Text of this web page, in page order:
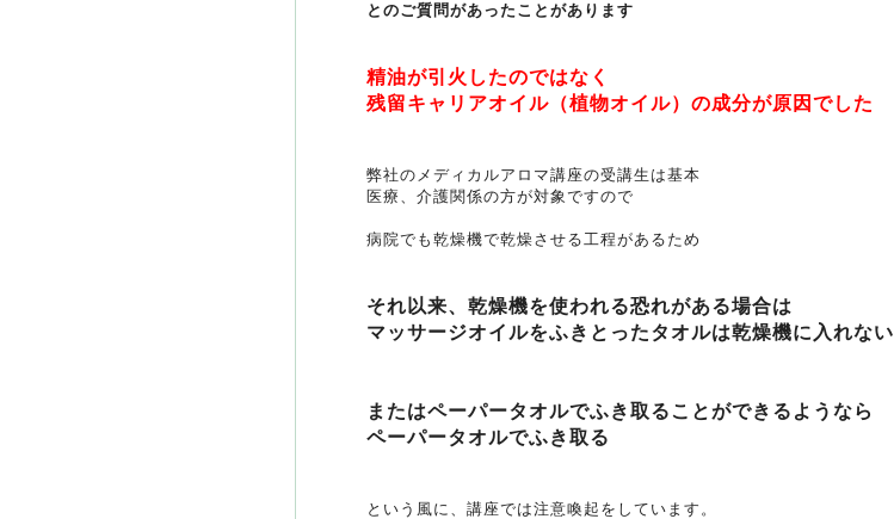
とのご質問があったことがあります
精油が引火したのではなく
残留キャリアオイル（植物オイル）の成分が原因でした
弊社のメディカルアロマ講座の受講生は基本
医療、介護関係の方が対象ですので
病院でも乾燥機で乾燥させる工程があるため
それ以来、乾燥機を使われる恐れがある場合は
マッサージオイルをふきとったタオルは乾燥機に入れない
またはペーパータオルでふき取ることができるようなら
ペーパータオルでふき取る
という風に、講座では注意喚起をしています。